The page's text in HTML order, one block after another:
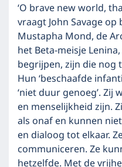
‘O brave new world,
vraagt John Savage
Mustapha Mond, de
het Beta-meisje
begrijpen, zijn die nog
Hun ‘beschaafde
‘niet duur genoeg’.
en menselijkheid zijn.
als onaf en kunnen
en dialoog tot elkaar.
communiceren. Ze
hetzelfde. Met de